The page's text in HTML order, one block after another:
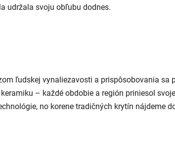
udržala svoju obľubu dodnes.
ľudskej vynaliezavosti a prispôsobovania sa
– každé obdobie a región priniesol
no korene tradičných krytín nájdeme